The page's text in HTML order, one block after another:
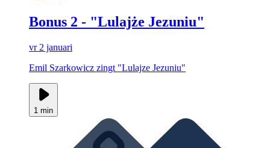
Bonus 2 - "Lulajże Jezuniu"
vr 2 januari
Emil Szarkowicz zingt "Lulajze Jezuniu"
1 min